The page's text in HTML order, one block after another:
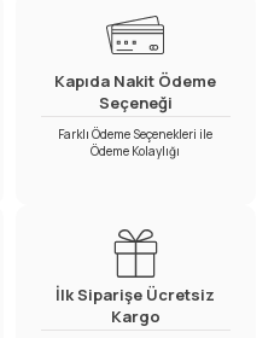
Kapıda Nakit Ödeme
Seçeneği
Farklı Ödeme Seçenekleri ile
Ödeme Kolaylığı
İlk Siparişe Ücretsiz
Kargo